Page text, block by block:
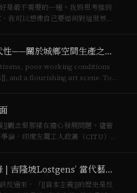
是最不需要的一種。我將思考推到
我可以想像自己要如何對這世界說
共感結構也非…
「殺馬特」中的現代性——關於城鄉空間生產之社會展示
poor working conditions
and a flourishing art scene. To
觀念里那樣在擔心發展問題。儘管
論，印度左翼工人政黨（CITU）的
諸眾之貌演講稿摘錄 | 吉隆坡Lostgens’ 當代藝術空間
反過來，「[[資本主義]]的歷史是反